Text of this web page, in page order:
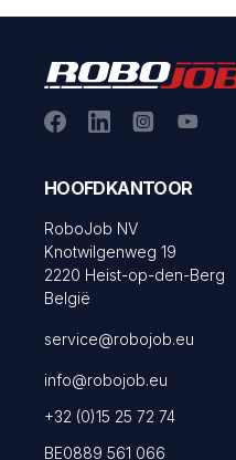
HOOFDKANTOOR
RoboJob NV
Knotwilgenweg 19
2220 Heist-op-den-Berg
België
service@robojob.eu
info@robojob.eu
+32 (0)15 25 72 74
BE0889 561 066